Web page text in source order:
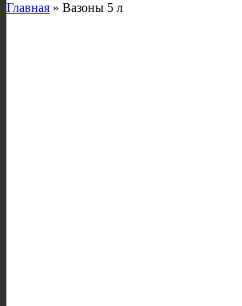
Главная » Вазоны 5 л